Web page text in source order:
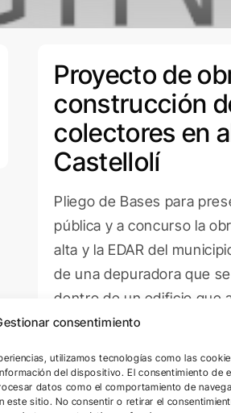
consentimiento
utilizamos tecnologías como las
del dispositivo. El consentimiento de
datos como el comportamiento de
este sitio. No consentir o retirar el
Proyecto de
construcción
colectores en
Castellolí
Pliego de Bases para
pública y a concurso la
alta y la EDAR del
de una depuradora que
dentro de un edificio que
tratamiento.